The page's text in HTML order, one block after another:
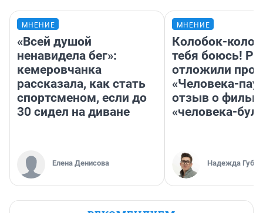
МНЕНИЕ
«Всей душой
ненавидела бег»:
кемеровчанка
рассказала, как стать
спортсменом, если до
30 сидел на диване
Елена Денисова
МНЕНИЕ
Колобок-
тебя боюсь!
отложили
«Человека-
отзыв о
«человека-
Надежда